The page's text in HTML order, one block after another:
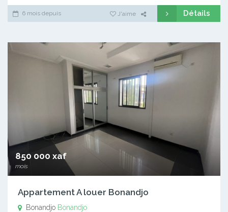
6 mois depuis J'aime Détails
850 000 xaf
mois
Appartement A louer Bonandjo
Bonandjo Bonandjo